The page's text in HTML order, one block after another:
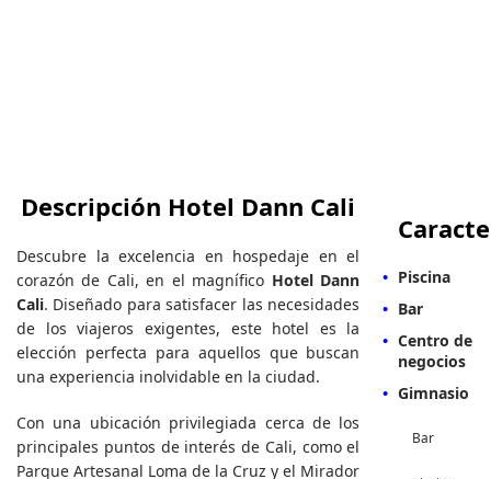
Descripción Hotel Dann Cali
Descubre la excelencia en hospedaje en el
corazón de Cali, en el magnífico Hotel Dann
Cali. Diseñado para satisfacer las necesidades
de los viajeros exigentes, este hotel es la
elección perfecta para aquellos que buscan
una experiencia inolvidable en la ciudad.
Con una ubicación privilegiada cerca de los
principales puntos de interés de Cali, como el
Parque Artesanal Loma de la Cruz y el Mirador
Piscina
Bar
Centro de
negocios
Gimnasio
Bar